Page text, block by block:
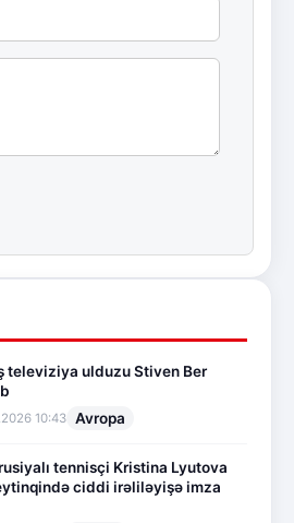
televiziya ulduzu Stiven Ber
10:43 Avropa
tennisçi Kristina Lyutova
ciddi irəliləyişə imza